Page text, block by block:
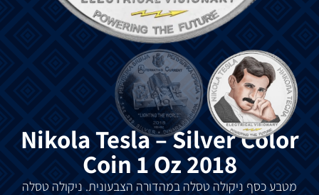
Nikola Tesla – Silver Color
Coin 1 Oz 2018
מטבע כסף ניקולה טסלה במהדורה הצבעונית. ניקולה טסלה